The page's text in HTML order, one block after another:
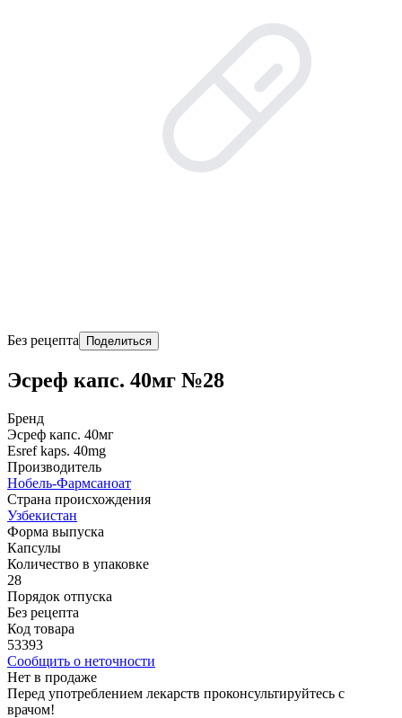
Без рецепта Поделиться
Эсреф капс. 40мг №28
Бренд
Эсреф капс. 40мг
Esref kaps. 40mg
Производитель
Нобель-Фармсаноат
Страна происхождения
Узбекистан
Форма выпуска
Капсулы
Количество в упаковке
28
Порядок отпуска
Без рецепта
Код товара
53393
Сообщить о неточности
Нет в продаже
Перед употреблением лекарств проконсультируйтесь с
врачом!